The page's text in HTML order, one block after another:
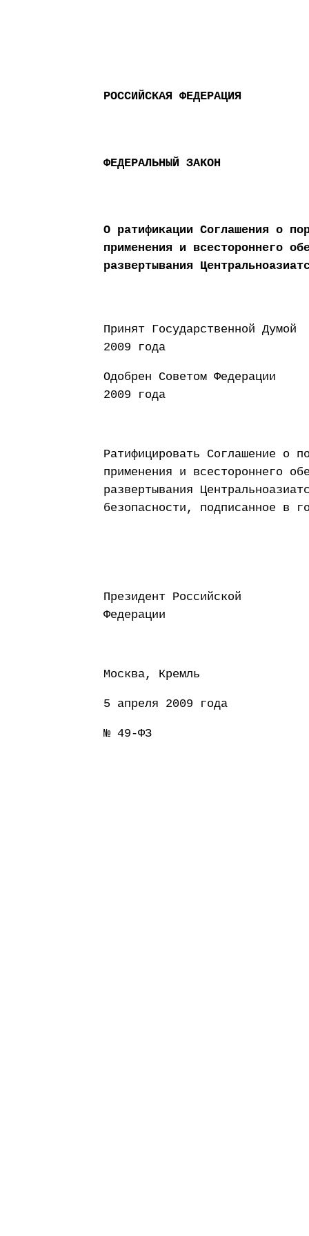
РОССИЙСКАЯ ФЕДЕРАЦИЯ
ФЕДЕРАЛЬНЫЙ ЗАКОН
О ратификации Соглашения о
применения и всестороннего
развертывания
Принят
2009 года
Одобрен
2009 года
Ратифицировать Соглашение о
применения и всестороннего
развертывания
безопасности, подписанное в
Президент Российской
Федерации
Москва, Кремль
5 апреля 2009 года
№ 49-ФЗ